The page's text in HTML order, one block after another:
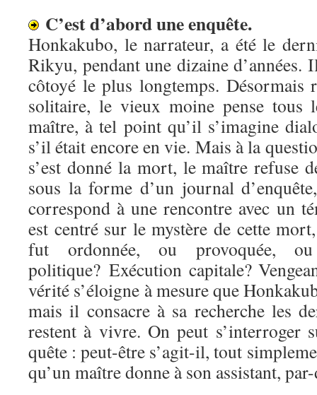
C’est d’abord une enquête.
Honkakubo, le narrateur, a été le
Rikyu, pendant une dizaine d’années.
côtoyé le plus longtemps. Désormais
solitaire, le vieux moine pense tous
maître, à tel point qu’il s’imagine
s’il était encore en vie. Mais à la
s’est donné la mort, le maître refuse
sous la forme d’un journal
correspond à une rencontre avec un
est centré sur le mystère de cette
fut ordonnée, ou provoquée, ou
politique? Exécution capitale?
vérité s’éloigne à mesure que
mais il consacre à sa recherche les
restent à vivre. On peut s’interroger
quête : peut-être s’agit-il, tout
qu’un maître donne à son assistant,